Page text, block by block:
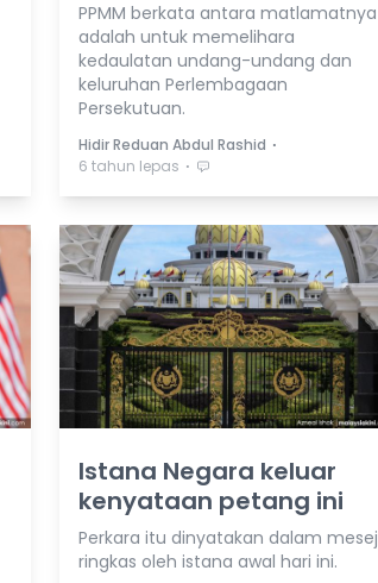
PPMM berkata antara matlamatnya
adalah untuk memelihara
kedaulatan undang-undang dan
keluruhan Perlembagaan
Persekutuan.
Hidir Reduan Abdul Rashid ⋅
6 tahun lepas ⋅
Istana Negara keluar
kenyataan petang ini
Perkara itu dinyatakan dalam mesej
ringkas oleh istana awal hari ini.